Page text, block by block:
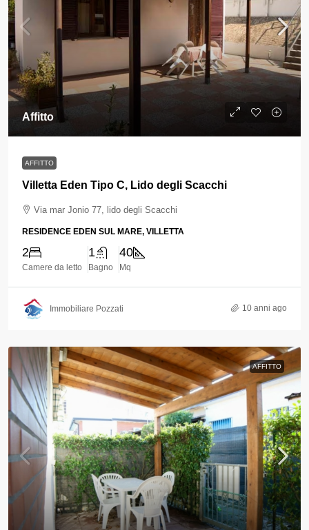
Affitto
AFFITTO
Villetta Eden Tipo C, Lido degli Scacchi
Via mar Jonio 77, lido degli Scacchi
RESIDENCE EDEN SUL MARE, VILLETTA
2
Camere da letto
1
Bagno
40
Mq
Immobiliare Pozzati 10 anni ago
AFFITTO